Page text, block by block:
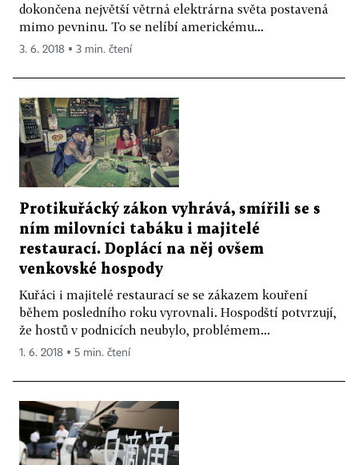
dokončena největší větrná elektrárna světa postavená
mimo pevninu. To se nelíbí americkému...
3. 6. 2018 ▪ 3 min. čtení
Protikuřácký zákon vyhrává, smířili se s
ním milovníci tabáku i majitelé
restaurací. Doplácí na něj ovšem
venkovské hospody
Kuřáci i majitelé restaurací se se zákazem kouření
během posledního roku vyrovnali. Hospodští potvrzují,
že hostů v podnicích neubylo, problémem...
1. 6. 2018 ▪ 5 min. čtení